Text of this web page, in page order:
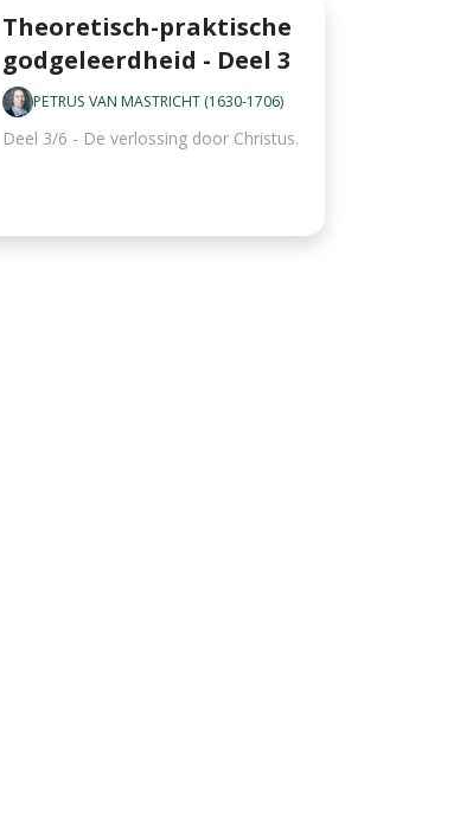
Theoretisch-praktische
godgeleerdheid - Deel 3
PETRUS VAN MASTRICHT (1630-1706)
Deel 3/6 - De verlossing door Christus.